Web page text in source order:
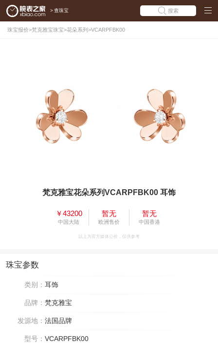
> 查珠宝 搜索
珠宝报价>梵克雅宝珠宝>花朵系列 >VCARPFBK00
梵克雅宝花朵系列VCARPFBK00 耳饰
￥43200
中国大陆
暂无
欧洲售价
暂无
中国香港
以上为官方媒体公价，仅供参考
珠宝参数
类别： 耳饰
品牌： 梵克雅宝
发源地： 法国品牌
型号： VCARPFBK00